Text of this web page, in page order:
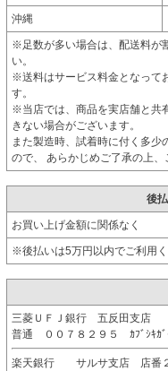
沖縄
※足数が多い場合は、配送料が
い。
※送料はサービス料金となって
す。
※当店では、商品を実店舗と共
きない場合がございます。
また製造時、試着時に付く多少
ので、 あらかじめご了承の上、
後
お買い上げ金額に関係なく
※後払いは5万円以内でご利用く
三菱ＵＦＪ銀行 五反田支店
普通 ００７８２９５ ｶﾌﾞｼｷｶﾞ
楽天銀行 サルサ支店 店番